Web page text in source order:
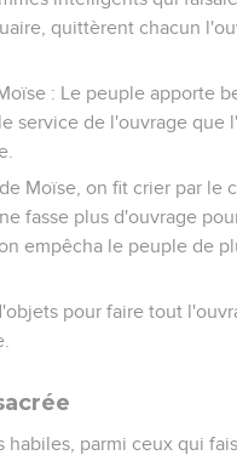
quittèrent chacun
: Le peuple apporte
service de l'ouvrage que
Moïse, on fit crier par le
fasse plus d'ouvrage
empêcha le peuple de
pour faire tout
habiles, parmi ceux qui